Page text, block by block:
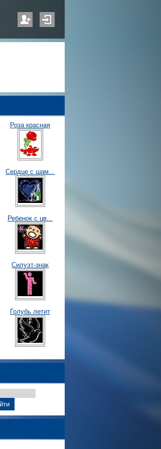
Роза красная
Сердце с шам...
Ребенок с цв...
Силуэт-знак
Голубь летит